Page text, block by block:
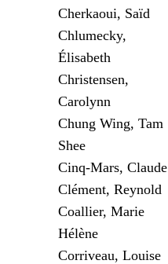
Cherkaoui, Saïd
Chlumecky,
Élisabeth
Christensen,
Carolynn
Chung Wing, Tam
Shee
Cinq-Mars, Claude
Clément, Reynold
Coallier, Marie
Hélène
Corriveau, Louise